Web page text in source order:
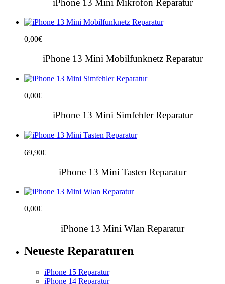
0,00€
iPhone 13 Mini Mobilfunknetz Reparatur
0,00€
iPhone 13 Mini Simfehler Reparatur
69,90€
iPhone 13 Mini Tasten Reparatur
0,00€
iPhone 13 Mini Wlan Reparatur
Neueste Reparaturen
iPhone 15 Reparatur
iPhone 14 Reparatur